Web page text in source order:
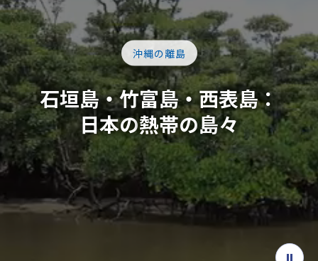
おすすめの旅
旅のアイデア
行き先
旅のお役立ち情報
ANA サービス
沖縄の離島
石垣島・竹富島・西表島：
日本の熱帯の島々